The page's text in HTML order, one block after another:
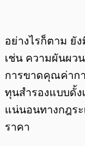
อย่างไรก็ตาม ยั
เช่น ความผันผว
การขาดคุณค่าก
ทุนสำรองแบบดั้ง
แน่นอนทางกฎร
ราคา